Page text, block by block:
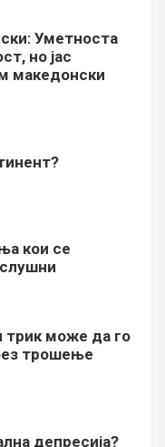
Уметноста
но јас
македонски
кои се
трик може да го
трошење
депресија?